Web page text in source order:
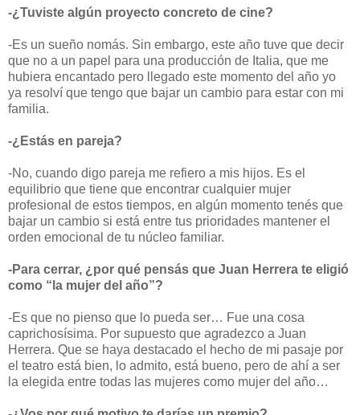
-¿Tuviste algún proyecto concreto de cine?
-Es un sueño nomás. Sin embargo, este año tuve que decir
que no a un papel para una producción de Italia, que me
hubiera encantado pero llegado este momento del año yo
ya resolví que tengo que bajar un cambio para estar con mi
familia.
-¿Estás en pareja?
-No, cuando digo pareja me refiero a mis hijos. Es el
equilibrio que tiene que encontrar cualquier mujer
profesional de estos tiempos, en algún momento tenés que
bajar un cambio si está entre tus prioridades mantener el
orden emocional de tu núcleo familiar.
-Para cerrar, ¿por qué pensás que Juan Herrera te eligió
como “la mujer del año”?
-Es que no pienso que lo pueda ser… Fue una cosa
caprichosísima. Por supuesto que agradezco a Juan
Herrera. Que se haya destacado el hecho de mi pasaje por
el teatro está bien, lo admito, está bueno, pero de ahí a ser
la elegida entre todas las mujeres como mujer del año…